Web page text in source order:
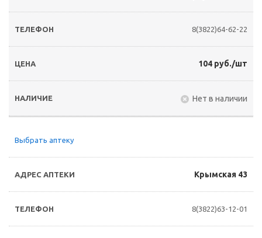
8(3822)64-62-22
104 руб./шт
Нет в наличии
Выбрать аптеку
Крымская 43
8(3822)63-12-01